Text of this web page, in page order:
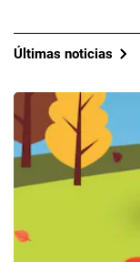
Últimas noticias